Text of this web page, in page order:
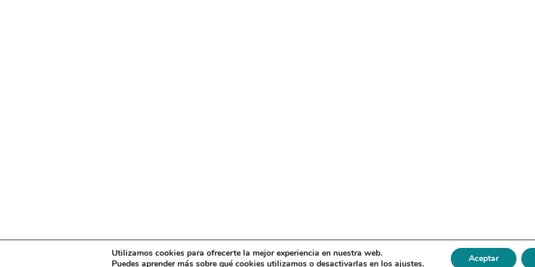
Utilizamos cookies para ofrecerte la mejor experiencia en nuestra web.
Puedes aprender más sobre qué cookies utilizamos o desactivarlas en losajustes. Aceptar